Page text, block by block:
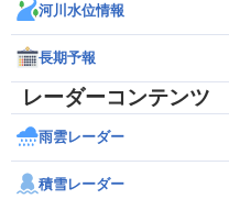
河川水位情報
長期予報
レーダーコンテンツ
雨雲レーダー
積雪レーダー